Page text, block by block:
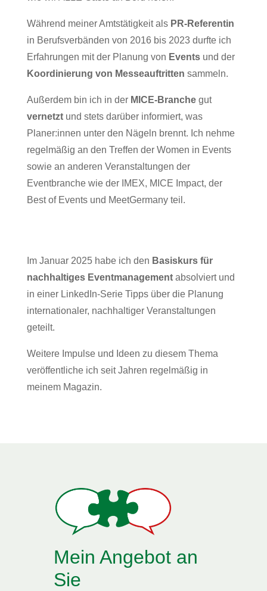
Während meiner Amtstätigkeit als PR-Referentin
in Berufsverbänden von 2016 bis 2023 durfte ich
Erfahrungen mit der Planung von Eventsund der
Koordinierung von Messeauftritten sammeln.
Außerdem bin ich in der MICE-Branchegut
vernetztund stets darüber informiert, was
Planer:innen unter den Nägeln brennt. Ich nehme
regelmäßig an den Treffen der Women in Events
sowie an anderen Veranstaltungen der
Eventbranche wie der IMEX, MICE Impact, der
Best of Eventsund MeetGermanyteil.
Im Januar 2025 habe ich den Basiskurs für
nachhaltiges Eventmanagementabsolviert und
in einer LinkedIn-Serie Tipps über die Planung
internationaler, nachhaltiger Veranstaltungen
geteilt.
Weitere Impulse und Ideen zu diesem Thema
veröffentliche ich seit Jahren regelmäßig in
meinem Magazin.
Mein Angebot an
Sie